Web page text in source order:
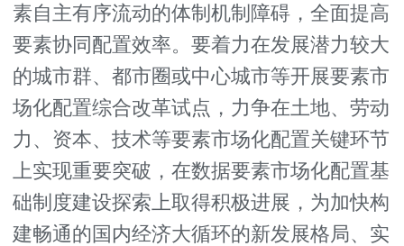
素自主有序流动的体制机制障碍，全面提高
要素协同配置效率。要着力在发展潜力较大
的城市群、都市圈或中心城市等开展要素市
场化配置综合改革试点，力争在土地、劳动
力、资本、技术等要素市场化配置关键环节
上实现重要突破，在数据要素市场化配置基
础制度建设探索上取得积极进展，为加快构
建畅通的国内经济大循环的新发展格局、实